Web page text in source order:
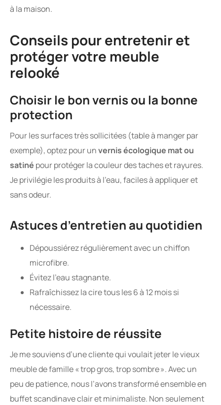
à la maison.
Conseils pour entretenir et
protéger votre meuble
relooké
Choisir le bon vernis ou la bonne
protection
Pour les surfaces très sollicitées (table à manger par
exemple), optez pour unvernis écologique mat ou
satiné pour protéger la couleur des taches et rayures.
Je privilégie les produits à l’eau, faciles à appliquer et
sans odeur.
Astuces d’entretien au quotidien
Dépoussiérez régulièrement avec un chiffon
microfibre.
Évitez l’eau stagnante.
Rafraîchissez la cire tous les 6 à 12 mois si
nécessaire.
Petite histoire de réussite
Je me souviens d’une cliente qui voulait jeter le vieux
meuble de famille « trop gros, trop sombre ». Avec un
peu de patience, nous l’avons transformé ensemble en
buffet scandinave clair et minimaliste. Non seulement